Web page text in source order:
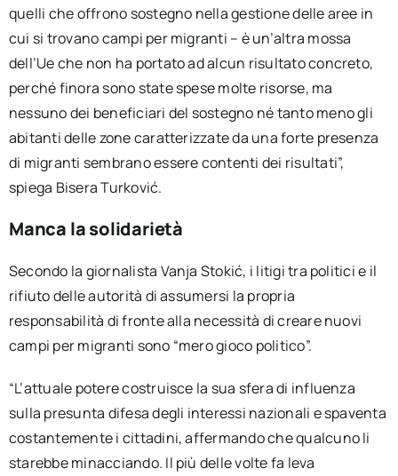
quelli che offrono sostegno nella gestione delle aree in
cui si trovano campi per migranti – è un’altra mossa
dell’Ue che non ha portato ad alcun risultato concreto,
perché finora sono state spese molte risorse, ma
nessuno dei beneficiari del sostegno né tanto meno gli
abitanti delle zone caratterizzate da una forte presenza
di migranti sembrano essere contenti dei risultati”,
spiega Bisera Turković.
Manca la solidarietà
Secondo la giornalista Vanja Stokić, i litigi tra politici e il
rifiuto delle autorità di assumersi la propria
responsabilità di fronte alla necessità di creare nuovi
campi per migranti sono “mero gioco politico”.
“L’attuale potere costruisce la sua sfera di influenza
sulla presunta difesa degli interessi nazionali e spaventa
costantemente i cittadini, affermando che qualcuno li
starebbe minacciando. Il più delle volte fa leva